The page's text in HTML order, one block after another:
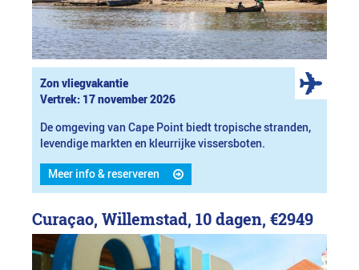
Zon vliegvakantie
Vertrek: 17 november 2026
De omgeving van Cape Point biedt tropische stranden,
levendige markten en kleurrijke vissersboten.
Meer info & reserveren
Curaçao, Willemstad, 10 dagen, €2949